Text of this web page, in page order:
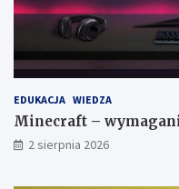
EDUKACJA WIEDZA
Minecraft –
2 sierpnia 2026